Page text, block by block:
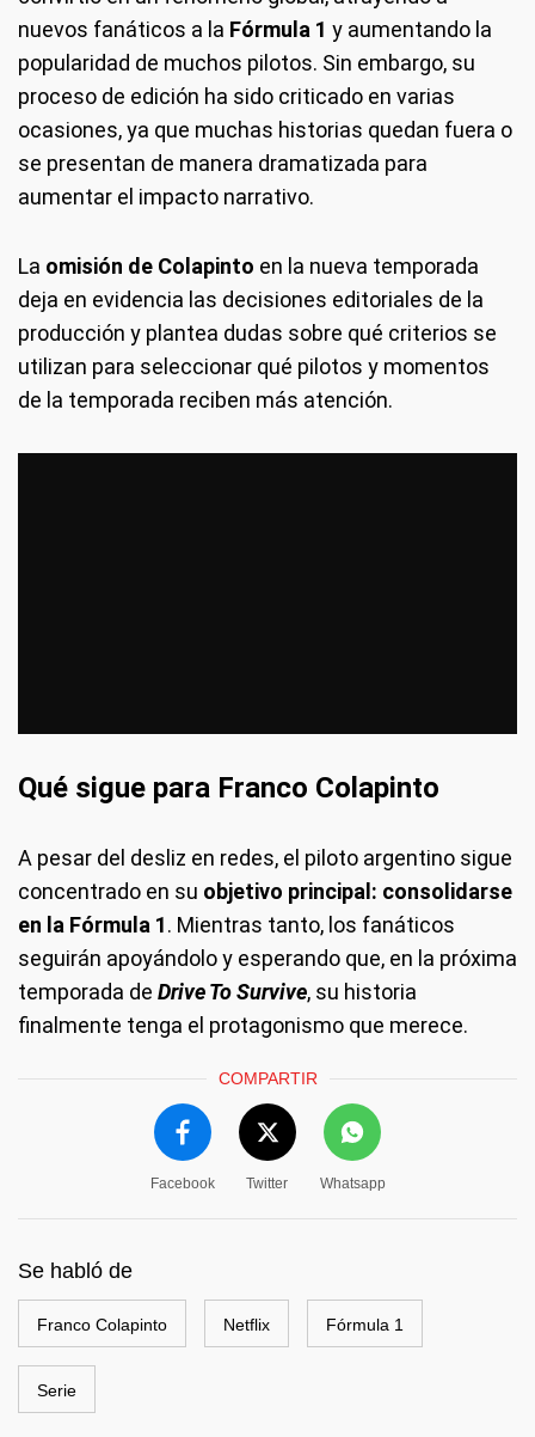
nuevos fanáticos a la Fórmula 1 y aumentando la
popularidad de muchos pilotos. Sin embargo, su
proceso de edición ha sido criticado en varias
ocasiones, ya que muchas historias quedan fuera o
se presentan de manera dramatizada para
aumentar el impacto narrativo.
La omisión de Colapinto en la nueva temporada
deja en evidencia las decisiones editoriales de la
producción y plantea dudas sobre qué criterios se
utilizan para seleccionar qué pilotos y momentos
de la temporada reciben más atención.
Qué sigue para Franco Colapinto
A pesar del desliz en redes, el piloto argentino sigue
concentrado en su objetivo principal: consolidarse
en la Fórmula 1. Mientras tanto, los fanáticos
seguirán apoyándolo y esperando que, en la próxima
temporada de Drive To Survive, su historia
finalmente tenga el protagonismo que merece.
COMPARTIR
Facebook Twitter Whatsapp
Se habló de
Franco Colapinto Netflix Fórmula 1
Serie